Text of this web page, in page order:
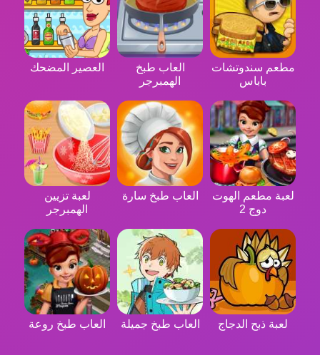
مطعم سندوتشات
باباس
العاب طبخ
الهمبرجر
العصير المضحك
لعبة مطعم الهوت
دوج 2
العاب طبخ سارة
لعبة تزيين
الهمبرجر
لعبة ذبح الدجاج العاب طبخ جميلة العاب طبخ روعة